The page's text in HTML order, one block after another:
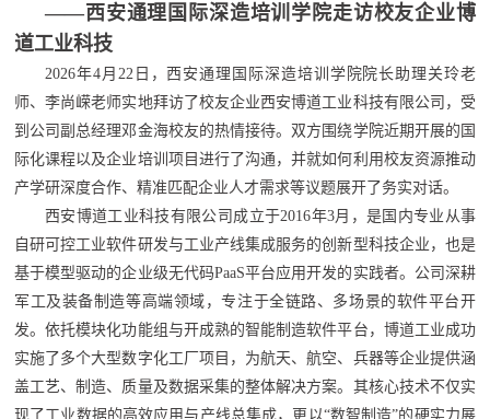
——西安通理国际深造培训学院走访校友企业博
道工业科技
2026年4月22日，西安通理国际深造培训学院院长助理关玲老
师、李尚嵘老师实地拜访了校友企业西安博道工业科技有限公司，受
到公司副总经理邓金海校友的热情接待。双方围绕学院近期开展的国
际化课程以及企业培训项目进行了沟通，并就如何利用校友资源推动
产学研深度合作、精准匹配企业人才需求等议题展开了务实对话。
西安博道工业科技有限公司成立于2016年3月，是国内专业从事
自研可控工业软件研发与工业产线集成服务的创新型科技企业，也是
基于模型驱动的企业级无代码PaaS平台应用开发的实践者。公司深耕
军工及装备制造等高端领域，专注于全链路、多场景的软件平台开
发。依托模块化功能组与开成熟的智能制造软件平台，博道工业成功
实施了多个大型数字化工厂项目，为航天、航空、兵器等企业提供涵
盖工艺、制造、质量及数据采集的整体解决方案。其核心技术不仅实
现了工业数据的高效应用与产线总集成，更以“数智制造”的硬实力展